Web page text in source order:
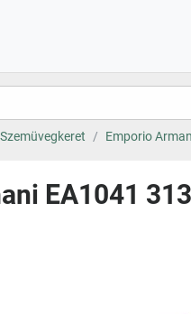
Szemüvegkeret Emporio
EA1041